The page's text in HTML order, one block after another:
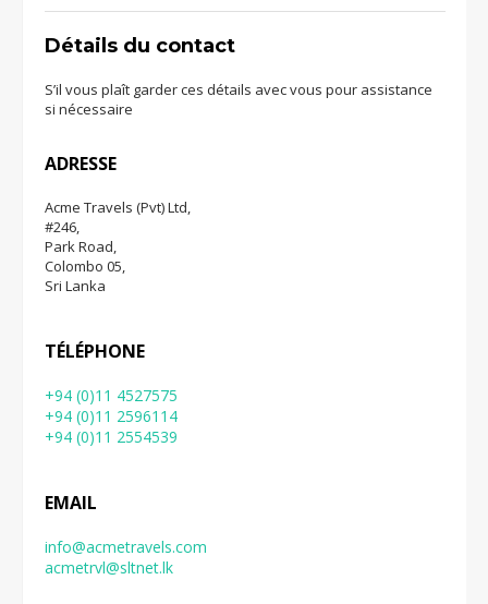
Détails du contact
S’il vous plaît garder ces détails avec vous pour assistance
si nécessaire
ADRESSE
Acme Travels (Pvt) Ltd,
#246,
Park Road,
Colombo 05,
Sri Lanka
TÉLÉPHONE
+94 (0)11 4527575
+94 (0)11 2596114
+94 (0)11 2554539
EMAIL
info@acmetravels.com
acmetrvl@sltnet.lk